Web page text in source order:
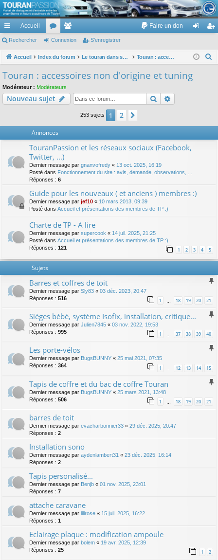
TouranPassion
Le forum des propriétaires ou futurs acquéreurs du Volkswagen Touran
cc
ès
pi
de
Accueil
or
u
e
m
Faire un don
ne nr
Rechercher Connexion S’enregistrer
Accueil Index du forum Le touran dans ses versions I (V1 V2 V3) et II ... Touran : accessoires non d'origine et tuning
Touran : accessoires non d'origine et tuning
Modérateur : Modérateurs
Nouveau sujet Rechercher
253 sujets 1 2
Annonces
TouranPassion et les réseaux sociaux (Facebook,
Twitter, ...)
Dernier message par gnanvofredy « 13 oct. 2025, 16:19
Posté dans Fonctionnement du site : avis, demande, observations, ...
Réponses : 6
Guide pour les nouveaux ( et anciens ) membres :)
Dernier message par jef10 « 10 mars 2013, 09:39
Posté dans Accueil et présentations des membres de TP :)
Charte de TP - A lire
Dernier message par supercook « 14 juil. 2025, 21:25
Posté dans Accueil et présentations des membres de TP :)
Réponses : 121 1 2 3 4 5
Sujets
Barres et coffres de toit
Dernier message par Sly83 « 03 déc. 2023, 20:47
Réponses : 516 1 … 18 19 20 21
Sièges bébé, système Isofix, installation, critique...
Dernier message par Julien7845 « 03 nov. 2022, 19:53
Réponses : 995 1 … 37 38 39 40
Les porte-vélos
Dernier message par BugsBUNNY « 25 mai 2021, 07:35
Réponses : 364 1 12 13 14 15
Tapis de coffre et du bac de coffre Touran
Dernier message par BugsBUNNY « 25 mars 2021, 13:48
Réponses : 506 1 18 19 20 21
barres de toit
Dernier message par evacharbonnier33 « 29 déc. 2025, 20:47
Réponses : 2
Installation sono
Dernier message par aydenlambert31 « 23 déc. 2025, 16:14
Réponses : 2
Tapis personalisé...
Dernier message par Benjb « 01 nov. 2025, 23:01
Réponses : 7
attache caravane
Dernier message par lilirose « 15 juil. 2025, 16:22
Réponses : 1
Eclairage plaque : modification ampoule
Dernier message par bolem « 19 avr. 2025, 12:39
Réponses : 25 1 2